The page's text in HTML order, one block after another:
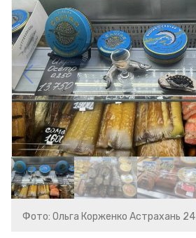
Фото: Ольга Корженко Астрахань 24